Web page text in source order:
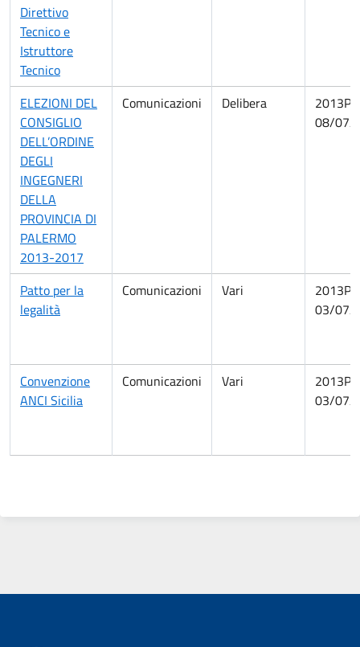
Direttivo
Tecnico e
Istruttore
Tecnico
ELEZIONI DEL
CONSIGLIO
DELL’ORDINE
DEGLI
INGEGNERI
DELLA
PROVINCIA DI
PALERMO
2013-2017
Comunicazioni Delibera
08/07/
Patto per la
legalità
Comunicazioni Vari
03/07/
Convenzione
ANCI Sicilia
Comunicazioni Vari
03/07/